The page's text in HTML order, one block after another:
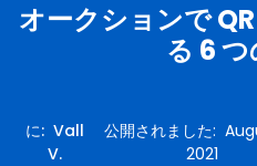
オークションで
る 6
に: Vall
V.
公開されました:
2021